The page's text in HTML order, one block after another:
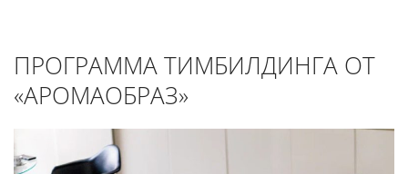
ПРОГРАММА ТИМБИЛДИНГА ОТ
«АРОМАОБРАЗ»